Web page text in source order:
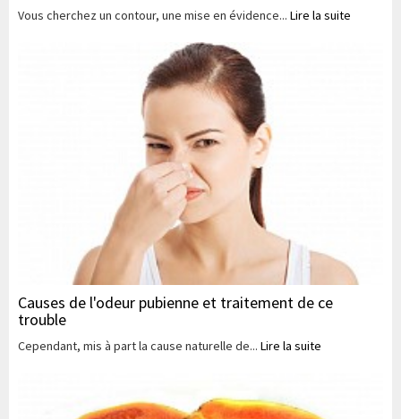
Vous cherchez un contour, une mise en évidence... Lire la suite
Causes de l'odeur pubienne et traitement de ce
trouble
Cependant, mis à part la cause naturelle de... Lire la suite